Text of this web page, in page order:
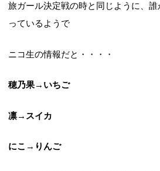
旅ガール決定戦の時と同じように、
っているようで
ニコ生の情報だと・・・・
穂乃果→いちご
凛→スイカ
にこ→りんご